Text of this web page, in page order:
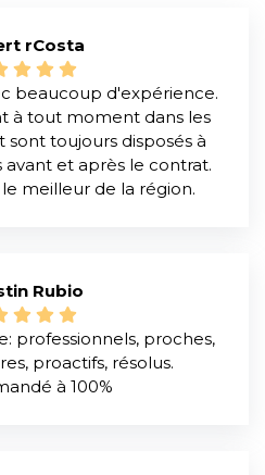
rCosta
beaucoup d'expérience.
à tout moment dans les
toujours disposés à
et après le contrat.
meilleur de la région.
Rubio
professionnels, proches,
proactifs, résolus.
à 100%